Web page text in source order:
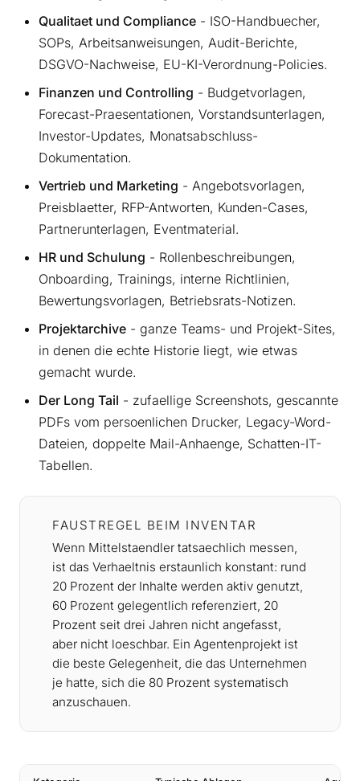
Qualitaet und Compliance - ISO-Handbuecher,
SOPs, Arbeitsanweisungen, Audit-Berichte,
DSGVO-Nachweise, EU-KI-Verordnung-Policies.
Finanzen und Controlling - Budgetvorlagen,
Forecast-Praesentationen, Vorstandsunterlagen,
Investor-Updates, Monatsabschluss-
Dokumentation.
Vertrieb und Marketing - Angebotsvorlagen,
Preisblaetter, RFP-Antworten, Kunden-Cases,
Partnerunterlagen, Eventmaterial.
HR und Schulung - Rollenbeschreibungen,
Onboarding, Trainings, interne Richtlinien,
Bewertungsvorlagen, Betriebsrats-Notizen.
Projektarchive - ganze Teams- und Projekt-Sites,
in denen die echte Historie liegt, wie etwas
gemacht wurde.
Der Long Tail - zufaellige Screenshots, gescannte
PDFs vom persoenlichen Drucker, Legacy-Word-
Dateien, doppelte Mail-Anhaenge, Schatten-IT-
Tabellen.
FAUSTREGEL BEIM INVENTAR
Wenn Mittelstaendler tatsaechlich messen,
ist das Verhaeltnis erstaunlich konstant: rund
20 Prozent der Inhalte werden aktiv genutzt,
60 Prozent gelegentlich referenziert, 20
Prozent seit drei Jahren nicht angefasst,
aber nicht loeschbar. Ein Agentenprojekt ist
die beste Gelegenheit, die das Unternehmen
je hatte, sich die 80 Prozent systematisch
anzuschauen.